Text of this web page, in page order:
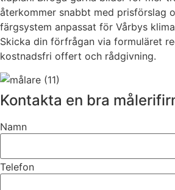
återkommer snabbt med prisförslag
färgsystem anpassat för Vårbys
Skicka din förfrågan via formuläret
kostnadsfri offert och rådgivning.
Kontakta en bra
Namn
Telefon